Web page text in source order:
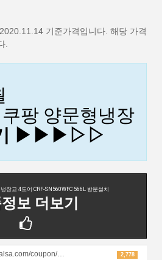
기준가격입니다. 해당 가격
.
팡 양문형냉장
기 ▶▶▶︎︎▷▷
장고 4도어 CRF-SN560WFC 566L 방문설치
보 더보기
2,778
coupon/…